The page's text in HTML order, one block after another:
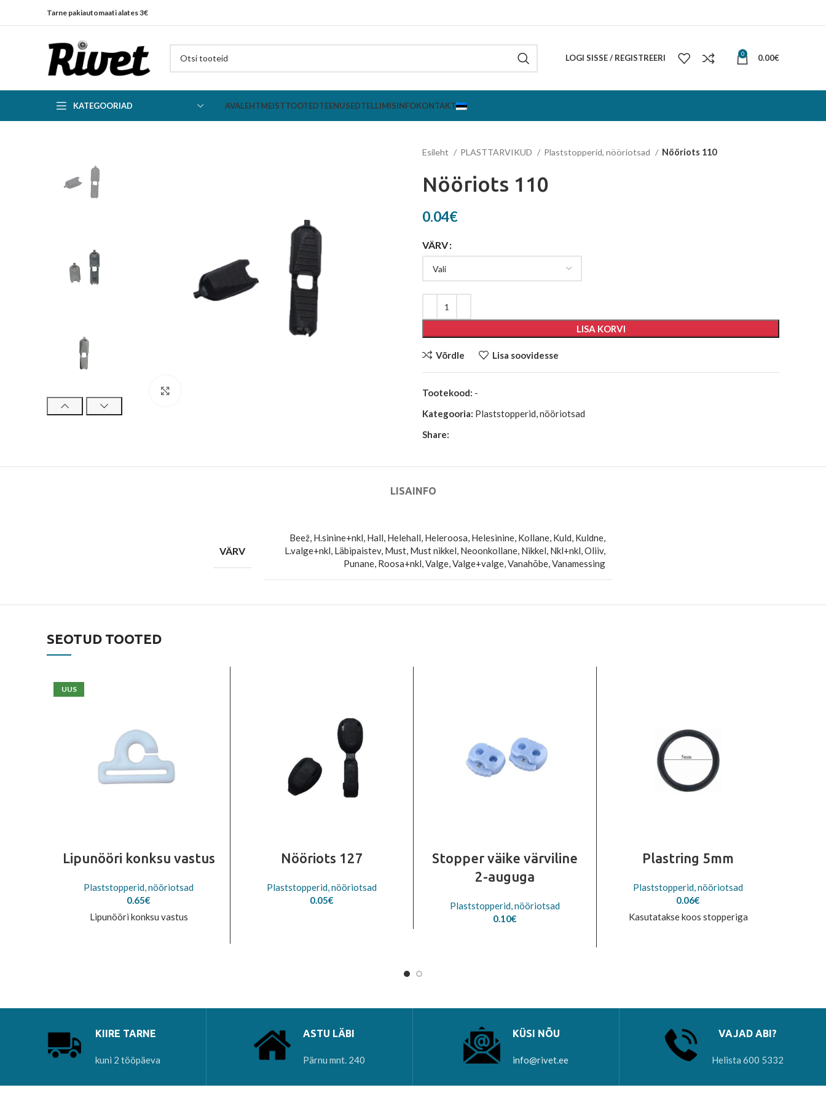
Tarne pakiautomaati alates 3€
LOGI SISSE / REGISTREERI 0 0.00€
KATEGOORIAD AVALEHTMEISTTOOTEDTEENUSEDTELLIMISINFOKONTAKT
Esileht PLASTTARVIKUD Plaststopperid, nööriotsad Nööriots 110
Nööriots 110
0.04€
VÄRV
LISA KORVI
Võrdle Lisa soovidesse
Tootekood: -
Kategooria: Plaststopperid, nööriotsad
Share:
LISAINFO
VÄRV
Beež, H.sinine+nkl, Hall, Helehall, Heleroosa, Helesinine, Kollane, Kuld, Kuldne,
L.valge+nkl, Läbipaistev, Must, Must nikkel, Neoonkollane, Nikkel, Nkl+nkl, Oliiv,
Punane, Roosa+nkl, Valge, Valge+valge, Vanahõbe, Vanamessing
SEOTUD TOOTED
UUS
Lipunööri konksu vastus
Plaststopperid, nööriotsad
0.65€
Lipunööri konksu vastus
Nööriots 127
Plaststopperid, nööriotsad
0.05€
Stopper väike värviline
2-auguga
Plaststopperid, nööriotsad
0.10€
Plastring 5mm
Plaststopperid, nööriotsad
0.06€
Kasutatakse koos stopperiga
KIIRE TARNE
kuni 2 tööpäeva
ASTU LÄBI
Pärnu mnt. 240
KÜSI NÕU
info@rivet.ee
VAJAD ABI?
Helista 600 5332